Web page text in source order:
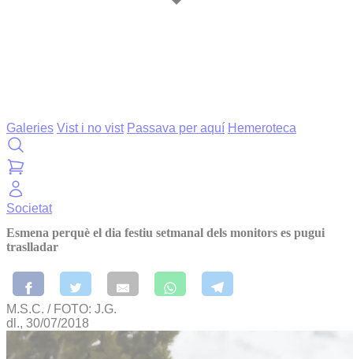
Galeries Vist i no vist Passava per aquí Hemeroteca
Societat
Esmena perquè el dia festiu setmanal dels monitors es pugui
traslladar
M.S.C. / FOTO: J.G.
dl., 30/07/2018